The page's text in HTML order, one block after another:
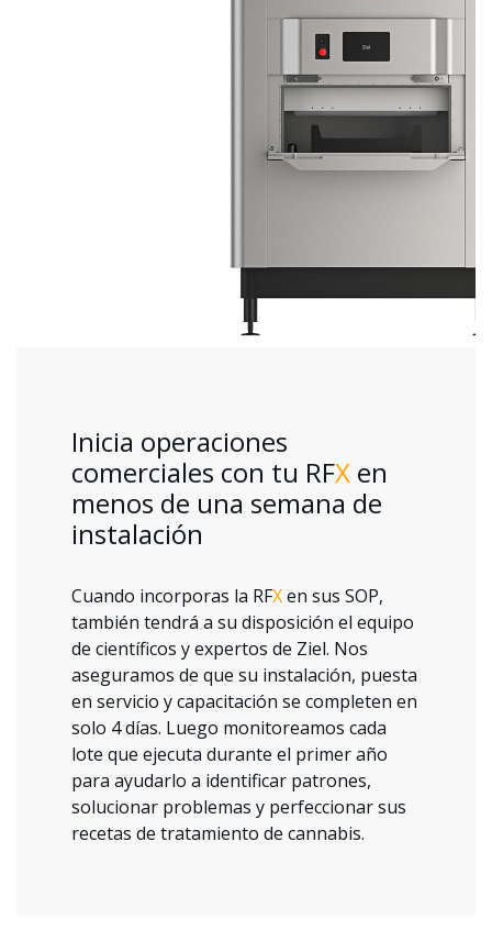
Inicia operaciones
comerciales con tu RFX en
menos de una semana de
instalación
Cuando incorporas la RFXen sus SOP,
también tendrá a su disposición el equipo
de científicos y expertos de Ziel. Nos
aseguramos de que su instalación, puesta
en servicio y capacitación se completen en
solo 4 días. Luego monitoreamos cada
lote que ejecuta durante el primer año
para ayudarlo a identificar patrones,
solucionar problemas y perfeccionar sus
recetas de tratamiento de cannabis.